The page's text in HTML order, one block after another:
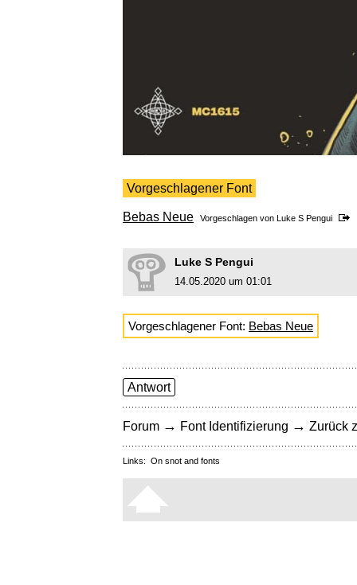
Vorgeschlagener Font
Bebas Neue Vorgeschlagen von Luke S Pengui
Luke S Pengui
14.05.2020 um 01:01
Vorgeschlagener Font: Bebas Neue
Antwort
Forum → Font Identifizierung → Zurück
Links: On snot and fonts